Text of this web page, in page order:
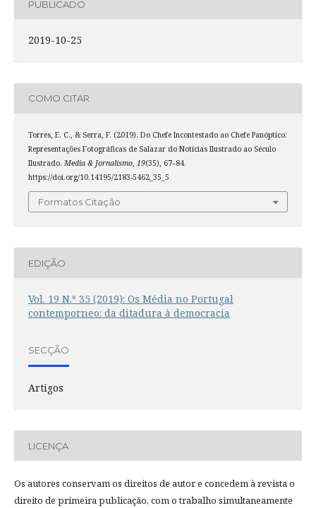
PUBLICADO
2019-10-25
COMO CITAR
Torres, E. C., & Serra, F. (2019). Do Chefe Incontestado ao Chefe Panóptico:
Representações Fotográficas de Salazar do Notícias Ilustrado ao Século
Ilustrado. Media & Jornalismo, 19(35), 67–84.
https://doi.org/10.14195/2183-5462_35_5
Formatos Citação
EDIÇÃO
Vol. 19 N.º 35 (2019): Os Média no Portugal
contemporneo: da ditadura à democracia
SECÇÃO
Artigos
LICENÇA
Os autores conservam os direitos de autor e concedem à revista o
direito de primeira publicação, com o trabalho simultaneamente